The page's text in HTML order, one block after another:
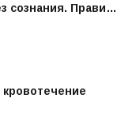
сознания. Прави…